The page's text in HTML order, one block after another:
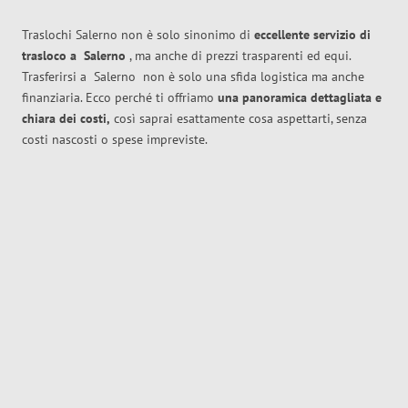
Traslochi Salerno non è solo sinonimo di eccellente servizio di
trasloco a Salerno , ma anche di prezzi trasparenti ed equi.
Trasferirsi a Salerno non è solo una sfida logistica ma anche
finanziaria. Ecco perché ti offriamo una panoramica dettagliata e
chiara dei costi, così saprai esattamente cosa aspettarti, senza
costi nascosti o spese impreviste.